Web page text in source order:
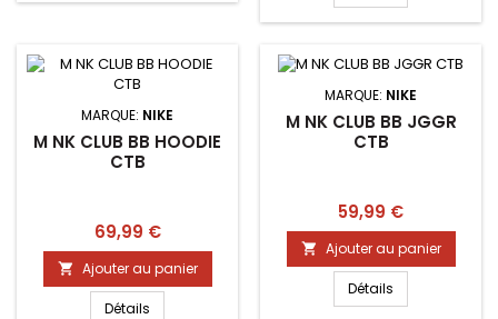
MARQUE: NIKE
M NK CLUB BB HOODIE
CTB
Prix
69,99 €
 Ajouter au panier
Détails
MARQUE: NIKE
M NK CLUB BB JGGR
CTB
Prix
59,99 €
 Ajouter au panier
Détails